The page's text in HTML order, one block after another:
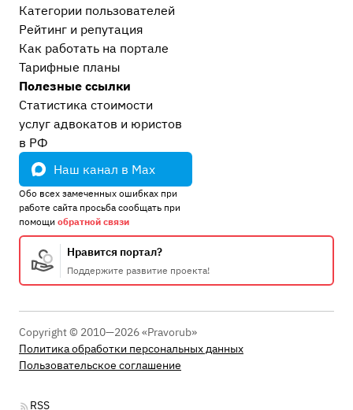
Категории пользователей
Рейтинг и репутация
Как работать на портале
Тарифные планы
Полезные ссылки
Статистика стоимости
услуг адвокатов и юристов
в РФ
Наш канал в Max
Обо всех замеченных ошибках при
работе сайта просьба сообщать при
помощи обратной связи
Нравится портал?
Поддержите развитие проекта!
Copyright © 2010—2026 «Pravorub»
Политика обработки персональных данных
Пользовательское соглашение
RSS